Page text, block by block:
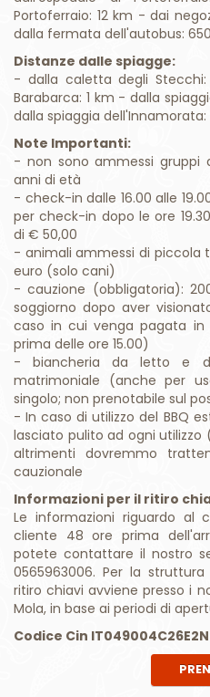
Distanze dalle spiagge:
- dalla caletta degli
Barabarca: 1 km - dalla
dalla spiaggia dell'Innamorata:
Note Importanti:
- non sono ammessi gruppi
- check-in dalle 16.00 alle
per check-in dopo le ore
di € 50,00
- animali ammessi di
euro (solo cani)
- cauzione (obbligatoria):
soggiorno dopo aver
caso in cui venga pagata in
prima delle ore 15.00)
- biancheria da letto e
matrimoniale (anche per
singolo; non prenotabile sul
- In caso di utilizzo del BBQ
lasciato pulito ad ogni
altrimenti dovremmo
cauzionale
Informazioni per il ritiro
Le informazioni riguardo al
cliente 48 ore prima
potete contattare il nostro
0565963006. Per la
ritiro chiavi avviene presso i
Mola, in base ai periodi di
Codice Cin
Vuoi una